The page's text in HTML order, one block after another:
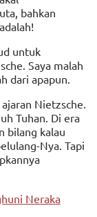
bahkan
untuk
Saya malah
dari apapun.
Nietzsche.
Tuhan. Di era
bilang kalau
Nya. Tapi
Neraka